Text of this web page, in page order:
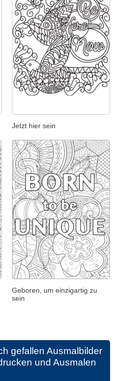
Jetzt hier sein
Geboren, um einzigartig zu
sein
gefallen Ausmalbilder
und Ausmalen